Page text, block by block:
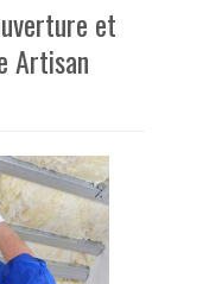
et
Artisan